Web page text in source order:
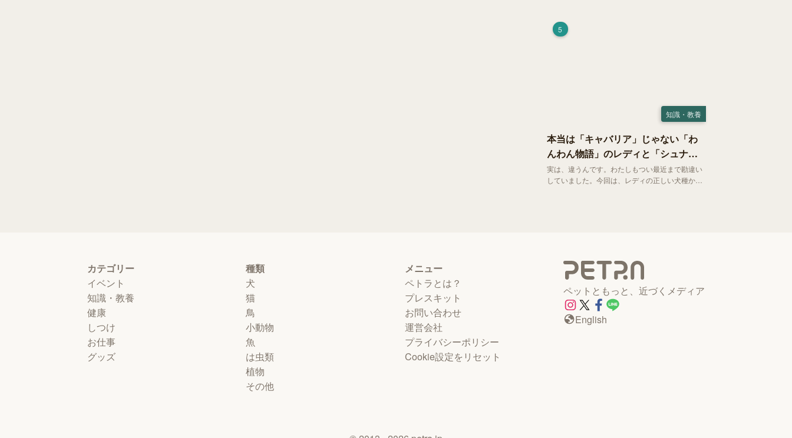
健康には悪影響 だということはご存知ですか？
5
知識・教養
本当は「キャバリア」じゃない「わ
んわん物語」のレディと「シュナ」
じゃないトランプ
実は、違うんです。わたしもつい最近まで勘違い
していました。今回は、レディの正しい犬種から
カテゴリー
イベント
知識・教養
健康
しつけ
お仕事
グッズ
種類
犬
猫
鳥
小動物
魚
は虫類
植物
その他
メニュー
ペトラとは？
プレスキット
お問い合わせ
運営会社
プライバシーポリシー
Cookie設定をリセット
ペットともっと、近づくメディア
English